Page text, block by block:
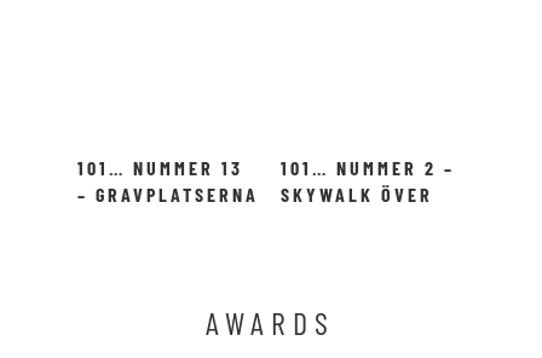
101… NUMMER 13
– GRAVPLATSERNA
101… NUMMER 2 –
SKYWALK ÖVER
AWARDS